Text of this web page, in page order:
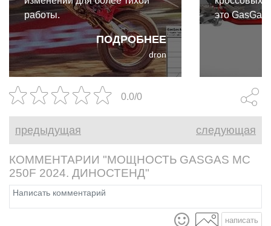
ПОДРОБНЕЕ
работы.
dron
это GasGas
может себе
отказа от
0.0/0
предыдущая следующая
КОММЕНТАРИИ "МОЩНОСТЬ GASGAS MC
250F 2024. ДИНОСТЕНД"
написать